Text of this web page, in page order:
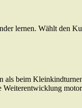
lernen. Wählt den
als beim